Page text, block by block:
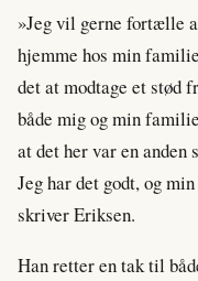
»Jeg vil gerne fortælle
hjemme hos min
det at modtage et stød
både mig og min
at det her var en anden
Jeg har det godt, og
skriver Eriksen.
Han retter en tak til